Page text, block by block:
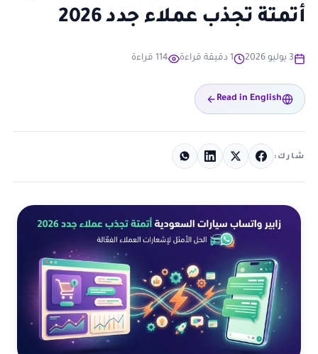
أتمتة تجذب عملاء جدد 2026
3 يوليو 2026 1 دقيقة قراءة 114 قراءة
Read in English
شارك: